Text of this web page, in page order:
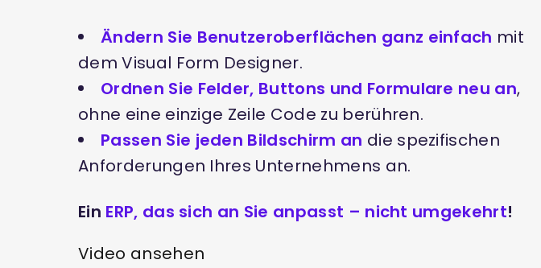
Ändern Sie Benutzeroberflächen ganz einfach mit
dem Visual Form Designer.
Ordnen Sie Felder, Buttons und Formulare neu an,
ohne eine einzige Zeile Code zu berühren.
Passen Sie jeden Bildschirm an die spezifischen
Anforderungen Ihres Unternehmens an.
Ein ERP, das sich an Sie anpasst – nicht umgekehrt!
Video ansehen